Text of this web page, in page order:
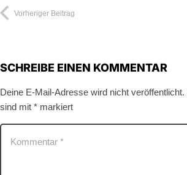
Vorheriger Beitrag
SCHREIBE EINEN KOMMENTAR
Deine E-Mail-Adresse wird nicht veröffentlicht.
sind mit * markiert